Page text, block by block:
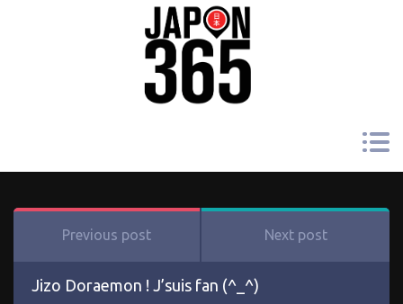
Previous post Next post
Jizo Doraemon ! J’suis fan (^_^)